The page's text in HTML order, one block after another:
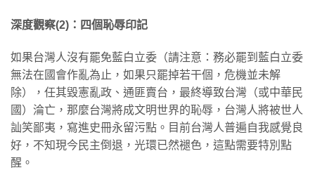
深度觀察(2) ：四個恥辱印記
如果台灣人沒有罷免藍白立委（請注意：務必罷到藍白立委
無法在國會作亂為止，如果只罷掉若干個，危機並未解
除），任其毀憲亂政、通匪賣台，最終導致台灣（或中華民
國）淪亡，那麼台灣將成文明世界的恥辱，台灣人將被世人
訕笑鄙夷，寫進史冊永留污點。目前台灣人普遍自我感覺良
好，不知現今民主倒退，光環已然褪色，這點需要特別點
醒。